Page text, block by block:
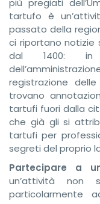
più pregiati
tartufo è
passato della
ci riportano notizie
dal 1400: in
registrazione
trovano
tartufi fuori dalla
che già gli si
tartufi per
segreti del proprio
Partecipare a
un’attività non
particolarmente